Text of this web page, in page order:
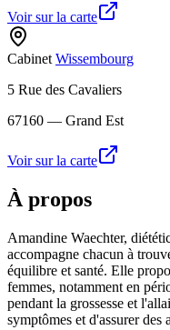
Voir sur la carte
Cabinet Wissembourg
5 Rue des Cavaliers
67160 — Grand Est
Voir sur la carte
À propos
Amandine Waechter,
accompagne chacun à
équilibre et santé. Elle
femmes, notamment en
pendant la grossesse et
symptômes et d'assurer des